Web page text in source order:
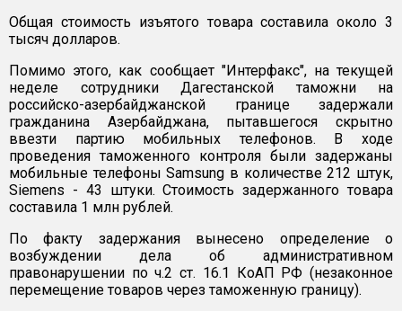
Общая стоимость изъятого товара составила около 3
тысяч долларов.
Помимо этого, как сообщает "Интерфакс", на текущей
неделе сотрудники Дагестанской таможни на
российско-азербайджанской границе задержали
гражданина Азербайджана, пытавшегося скрытно
ввезти партию мобильных телефонов. В ходе
проведения таможенного контроля были задержаны
мобильные телефоны Samsung в количестве 212 штук,
Siemens - 43 штуки. Стоимость задержанного товара
составила 1 млн рублей.
По факту задержания вынесено определение о
возбуждении дела об административном
правонарушении по ч.2 ст. 16.1 КоАП РФ (незаконное
перемещение товаров через таможенную границу).